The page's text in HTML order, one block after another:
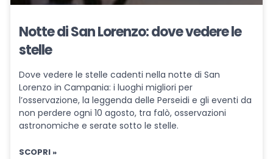
Notte di San Lorenzo: dove vedere le
stelle
Dove vedere le stelle cadenti nella notte di San
Lorenzo in Campania: i luoghi migliori per
l’osservazione, la leggenda delle Perseidi e gli eventi da
non perdere ogni 10 agosto, tra falò, osservazioni
astronomiche e serate sotto le stelle.
SCOPRI »